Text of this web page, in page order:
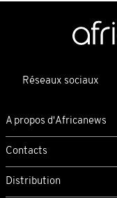
Réseaux sociaux
A propos d'Africanews
Contacts
Distribution